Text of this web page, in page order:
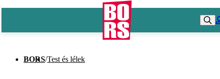
BORS/Test és lélek